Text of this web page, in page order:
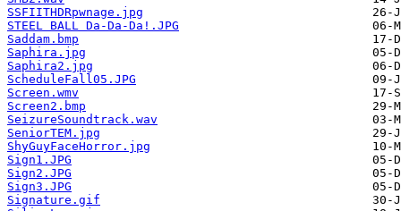
SSFIITHDRpwnage.jpg
STEEL BALL Da-Da-Da!.JPG
Saddam.bmp
Saphira.jpg
Saphira2.jpg
ScheduleFall05.JPG
Screen.wmv
Screen2.bmp
SeizureSoundtrack.wav
SeniorTEM.jpg
ShyGuyFaceHorror.jpg
Sign1.JPG
Sign2.JPG
Sign3.JPG
Signature.gif